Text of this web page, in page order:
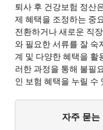
퇴사 후 건강보험 정산
제 혜택을 조정하는 중
전환하거나 새로운 직
와 필요한 서류를 잘 숙
계 및 다양한 혜택을 활
러한 과정을 통해 불필
인 보험 혜택을 누릴 수
자주 묻